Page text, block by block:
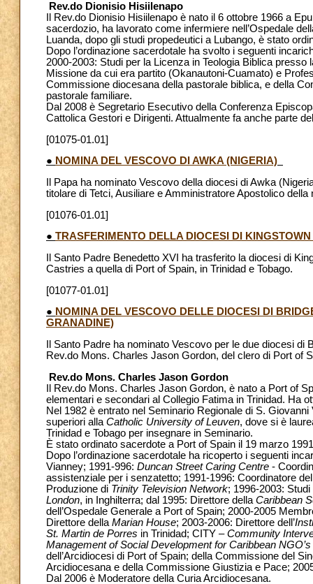
Rev.do Dionisio Hisiilenapo
Il Rev.do Dionisio Hisiilenapo è nato il 6 ottobre 1966 a
sacerdozio, ha lavorato come infermiere nell’Ospedale
Luanda, dopo gli studi propedeutici a Lubango, è stato
Dopo l’ordinazione sacerdotale ha svolto i seguenti
2000-2003: Studi per la Licenza in Teologia Biblica
Missione da cui era partito (Okanautoni-Cuamato) e
Commissione diocesana della pastorale biblica, e della
pastorale familiare.
Dal 2008 è Segretario Esecutivo della Conferenza
Cattolica Gestori e Dirigenti. Attualmente fa anche parte
[01075-01.01]
● NOMINA DEL VESCOVO DI AWKA (NIGERIA)
Il Papa ha nominato Vescovo della diocesi di Awka
titolare di Tetci, Ausiliare e Amministratore Apostolico
[01076-01.01]
● TRASFERIMENTO DELLA DIOCESI DI
Il Santo Padre Benedetto XVI ha trasferito la diocesi di
Castries a quella di Port of Spain, in Trinidad e Tobago.
[01077-01.01]
● NOMINA DEL VESCOVO DELLE DIOCESI DI
GRANADINE)
Il Santo Padre ha nominato Vescovo per le due diocesi
Rev.do Mons. Charles Jason Gordon, del clero di Port of
Rev.do Mons. Charles Jason Gordon
Il Rev.do Mons. Charles Jason Gordon, è nato a Port of
elementari e secondari al Collegio Fatima in Trinidad. Ha
Nel 1982 è entrato nel Seminario Regionale di S.
superiori alla Catholic University of Leuven, dove si è
Trinidad e Tobago per insegnare in Seminario.
È stato ordinato sacerdote a Port of Spain il 19 marzo
Dopo l’ordinazione sacerdotale ha ricoperto i seguenti
Vianney; 1991-996: Duncan Street Caring Centre -
assistenziale per i senzatetto; 1991-1996: Coordinatore
Produzione di Trinity Television Network; 1996-2003: Studi
London, in Inghilterra; dal 1995: Direttore della Caribbean
dell’Ospedale Generale a Port of Spain; 2000-2005
Direttore della Marian House; 2003-2006: Direttore dell’
St. Martin de Porres in Trinidad; CITY –Community
Management of Social Development for Caribbean NGO’s
dell’Arcidiocesi di Port of Spain; della Commissione del
Arcidiocesana e della Commissione Giustizia e Pace;
Dal 2006 è Moderatore della Curia Arcidiocesana.